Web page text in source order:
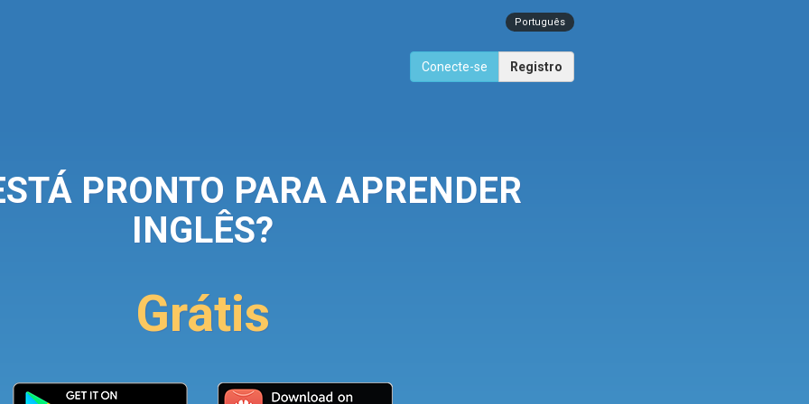
Português
Conecte-se Registro
PRONTO PARA APRENDER
INGLÊS?
Grátis